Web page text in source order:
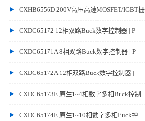
CXHB6556D 200V高压高速MOSFET/IGBT栅
CXDC65172 12相双路Buck数字控制器 | P
CXDC65171A 8相双路Buck数字控制器 | P
CXDC65172A 12相双路Buck数字控制器 |
CXDC65173E 原生1~4相数字多相Buck控制
CXDC65174E 原生1~10相数字多相Buck控